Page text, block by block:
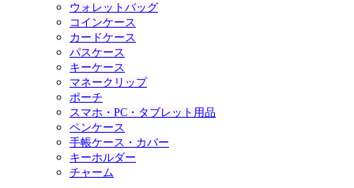
ウォレットバッグ
コインケース
カードケース
パスケース
キーケース
マネークリップ
ポーチ
スマホ・PC・タブレット用品
ペンケース
手帳ケース・カバー
キーホルダー
チャーム